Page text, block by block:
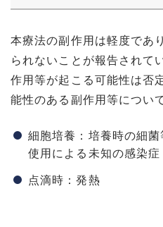
本療法の副作用は軽度であ
られないことが報告されて
作用等が起こる可能性は否
能性のある副作用等につい
細胞培養：培養時の細
使用による未知の感染症
点滴時：発熱